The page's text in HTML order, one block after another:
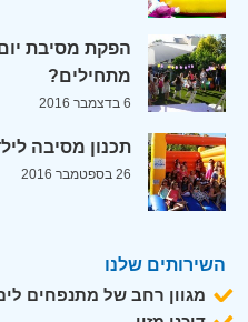
הפקת מסיבת
מתחילים?
6 בדצמבר 2016
תכנון מסיבה
26 בספטמבר 2016
השירותים שלנו
מגוון רחב של מתנפחים